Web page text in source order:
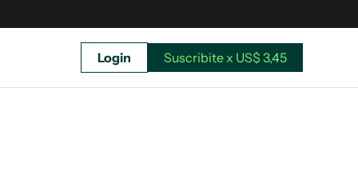
Login Suscribite x US$ 3,45